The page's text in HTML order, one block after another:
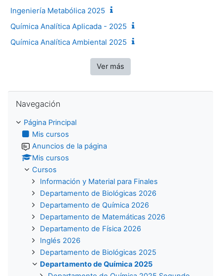
Ingeniería Metabólica 2025
Química Analítica Aplicada - 2025
Química Analítica Ambiental 2025
Ver más
Navegación
Página Principal
Mis cursos
Anuncios de la página
Mis cursos
Cursos
Información y Material para Finales
Departamento de Biológicas 2026
Departamento de Química 2026
Departamento de Matemáticas 2026
Departamento de Física 2026
Inglés 2026
Departamento de Biológicas 2025
Departamento de Química 2025